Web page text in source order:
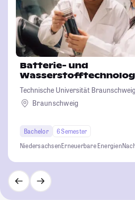
Batterie- und
Technische Universität Braunschweig
Braunschweig
Bachelor
6 Semester
NiedersachsenErneuerbare Energien